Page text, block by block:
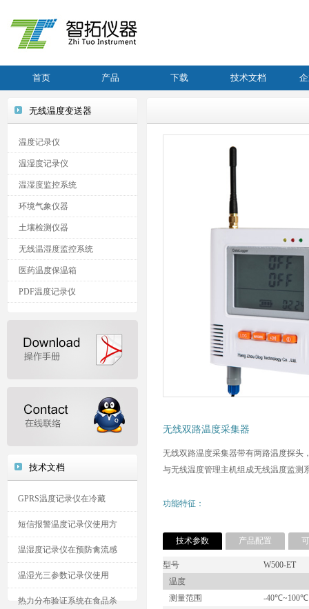
首页 产品 下载 技术文档
无线温度变送器
温度记录仪
温湿度记录仪
温湿度监控系统
环境气象仪器
土壤检测仪器
无线温湿度监控系统
医药温度保温箱
PDF温度记录仪
技术文档
GPRS温度记录仪在冷藏
短信报警温度记录仪使用方
温湿度记录仪在预防禽流感
温湿光三参数记录仪使用
热力分布验证系统在食品杀
无线双路温度采集器
无线双路温度采集器带有两路温度探头
与无线温度管理主机组成无线温度监测
功能特征：
技术参数 产品配置
型号
W500-ET
温度
测量范围
-40℃~100℃